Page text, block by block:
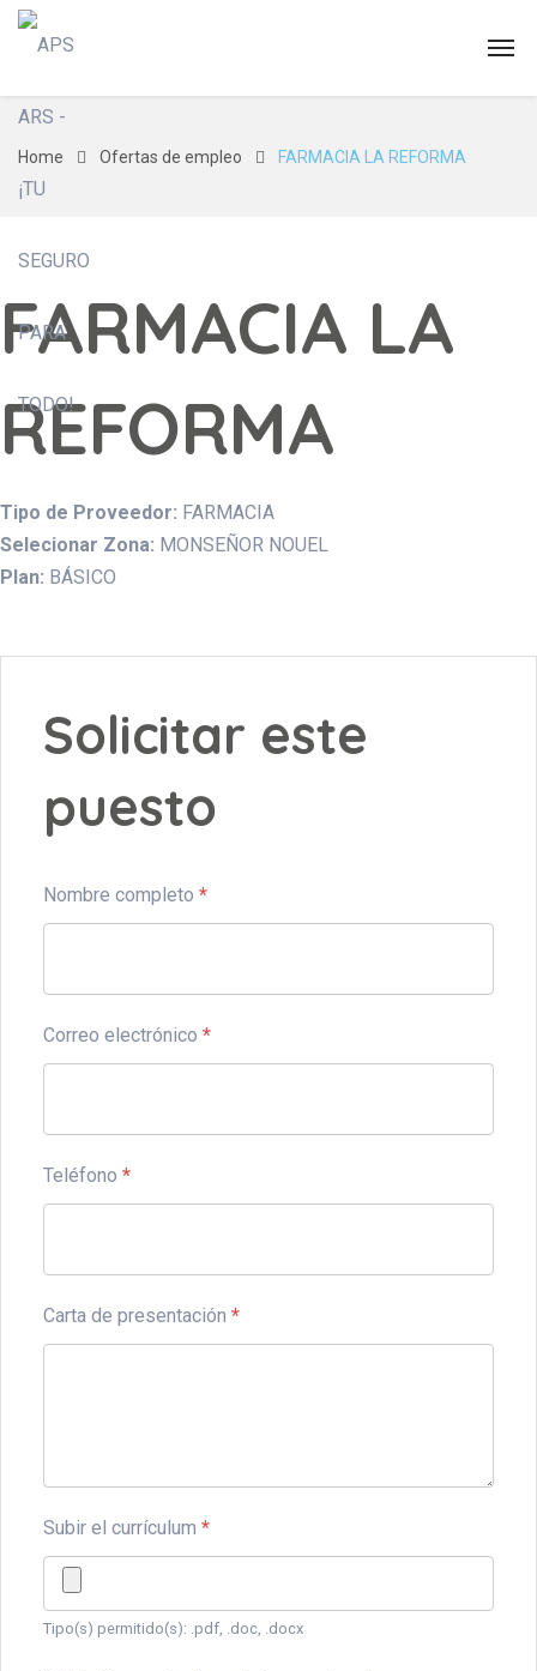
Home Ofertas de empleo FARMACIA LA REFORMA
FARMACIA LA
REFORMA
Tipo de Proveedor: FARMACIA
Selecionar Zona: MONSEÑOR NOUEL
Plan: BÁSICO
Solicitar este
puesto
Nombre completo *
Correo electrónico *
Teléfono *
Carta de presentación *
Subir el currículum *
Tipo(s) permitido(s): .pdf, .doc, .docx